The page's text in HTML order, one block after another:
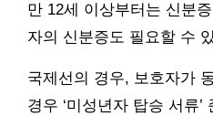
만 12세 이상부터는 신분
자의 신분증도 필요할 수
국제선의 경우, 보호자가
경우 ‘미성년자 탑승 서류